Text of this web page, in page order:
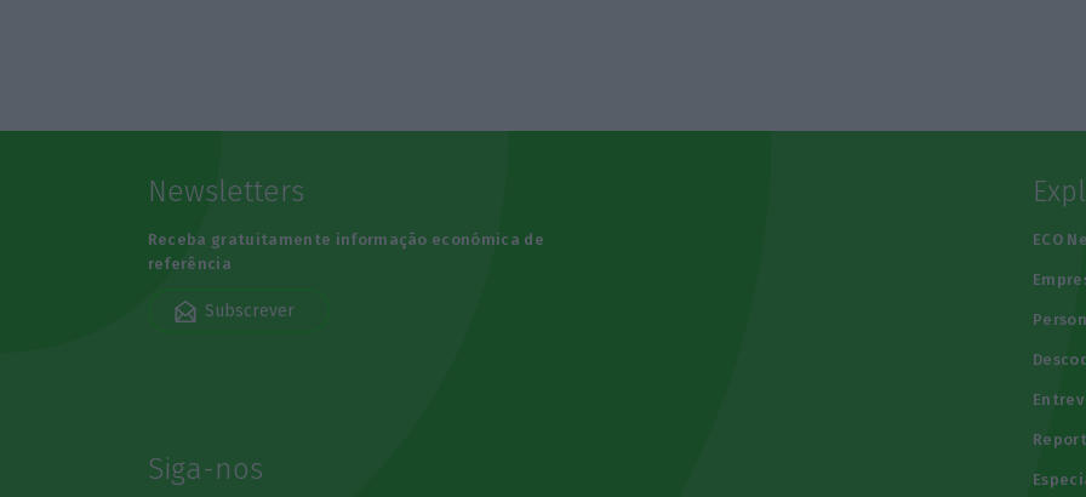
Newsletters
Receba gratuitamente informação económica de
referência
Subscrever
Siga-nos
ECO